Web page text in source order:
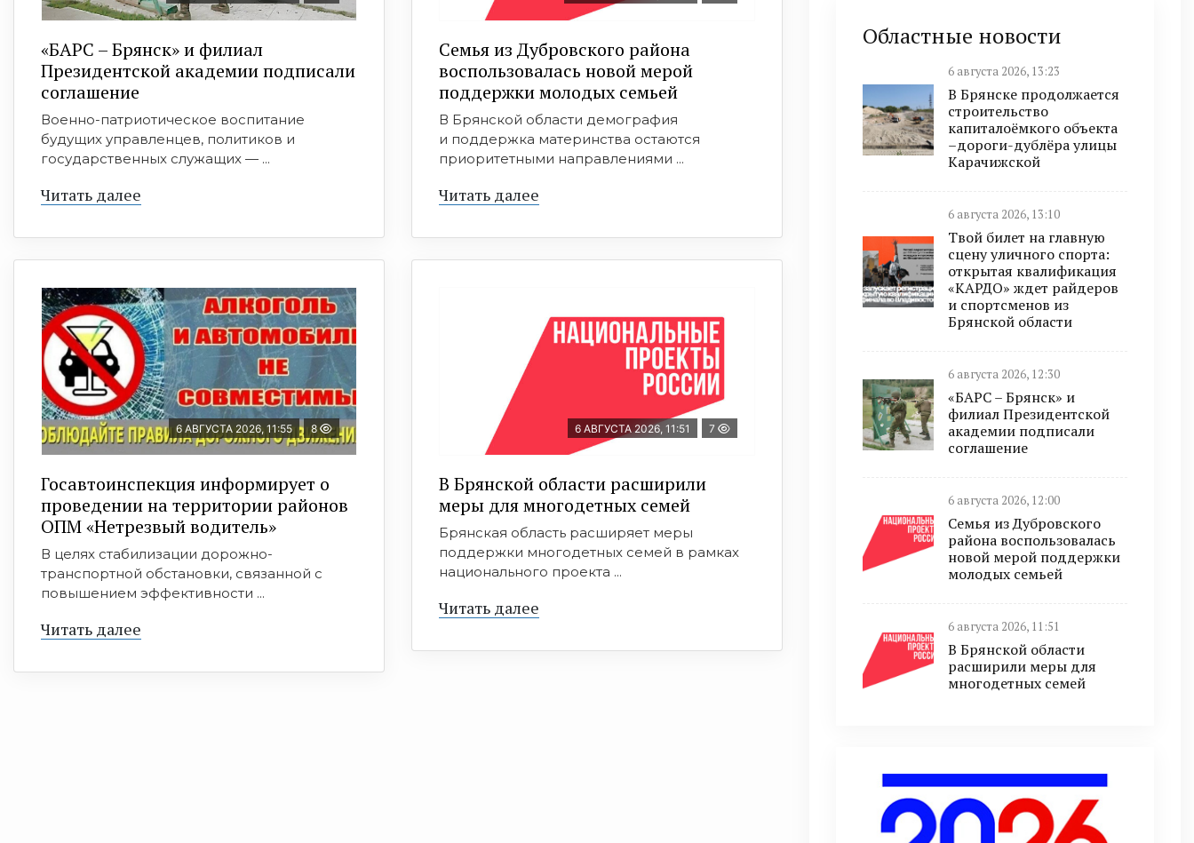
«БАРС – Брянск» и филиал
Президентской академии подписали
соглашение
Военно-патриотическое воспитание
будущих управленцев, политиков и
государственных служащих — ...
Читать далее
Семья из Дубровского района
воспользовалась новой мерой
поддержки молодых семьей
В Брянской области демография
и поддержка материнства остаются
приоритетными направлениями ...
Читать далее
6 АВГУСТА 2026, 11:55 8
Госавтоинспекция информирует о
проведении на территории районов
ОПМ «Нетрезвый водитель»
В целях стабилизации дорожно-
транспортной обстановки, связанной с
повышением эффективности ...
Читать далее
6 АВГУСТА 2026, 11:51 7
В Брянской области расширили
меры для многодетных семей
Брянская область расширяет меры
поддержки многодетных семей в рамках
национального проекта ...
Читать далее
Областные новости
6 августа 2026, 13:23
В Брянске продолжается
строительство
капиталоёмкого объекта
–дороги-дублёра улицы
Карачижской
6 августа 2026, 13:10
Твой билет на главную
сцену уличного спорта:
открытая квалификация
«КАРДО» ждет райдеров
и спортсменов из
Брянской области
6 августа 2026, 12:30
«БАРС – Брянск» и
филиал Президентской
академии подписали
соглашение
6 августа 2026, 12:00
Семья из Дубровского
района воспользовалась
новой мерой поддержки
молодых семьей
6 августа 2026, 11:51
В Брянской области
расширили меры для
многодетных семей